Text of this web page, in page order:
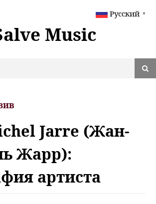
Music
Jarre (Жан-
Жарр):
артиста
Русский ▼